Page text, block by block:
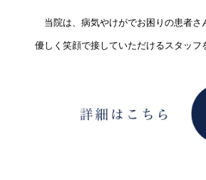
当院は、病気やけがでお困りの患者さ
優しく笑顔で接していただけるスタッフ